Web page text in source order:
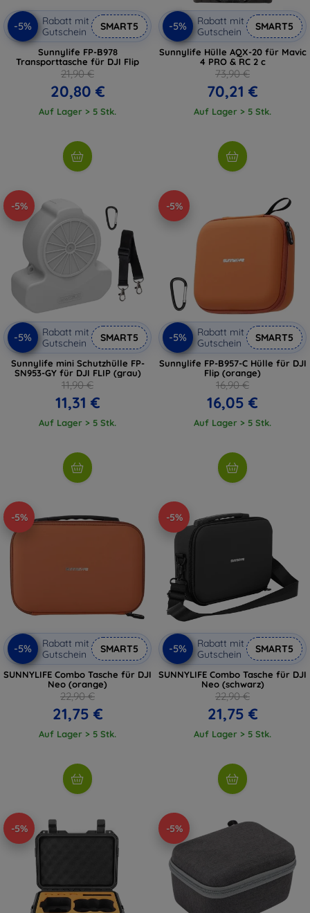
-5%
Rabatt mit
Gutschein
SMART5
Sunnylife FP-B978
Transporttasche für DJI Flip
21,90 €
20,80 €
Auf Lager > 5 Stk.
-5%
Rabatt mit
Gutschein
SMART5
Sunnylife Hülle AQX-20 für Mavic
4 PRO & RC 2 c
73,90 €
70,21 €
Auf Lager > 5 Stk.
-5%
-5%
Rabatt mit
Gutschein
SMART5
Sunnylife mini Schutzhülle FP-
SN953-GY für DJI FLIP (grau)
11,90 €
11,31 €
Auf Lager > 5 Stk.
-5%
-5%
Rabatt mit
Gutschein
SMART5
Sunnylife FP-B957-C Hülle für DJI
Flip (orange)
16,90 €
16,05 €
Auf Lager > 5 Stk.
-5%
-5%
Rabatt mit
Gutschein
SMART5
SUNNYLIFE Combo Tasche für DJI
Neo (orange)
22,90 €
21,75 €
Auf Lager > 5 Stk.
-5%
-5%
Rabatt mit
Gutschein
SMART5
SUNNYLIFE Combo Tasche für DJI
Neo (schwarz)
22,90 €
21,75 €
Auf Lager > 5 Stk.
-5% -5%